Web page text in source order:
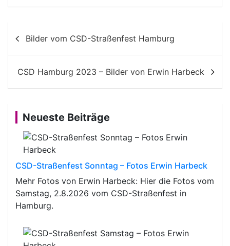
Beitragsnavigation
Bilder vom CSD-Straßenfest Hamburg
CSD Hamburg 2023 – Bilder von Erwin Harbeck
Neueste Beiträge
CSD-Straßenfest Sonntag – Fotos Erwin Harbeck
Mehr Fotos von Erwin Harbeck: Hier die Fotos vom
Samstag, 2.8.2026 vom CSD-Straßenfest in
Hamburg.